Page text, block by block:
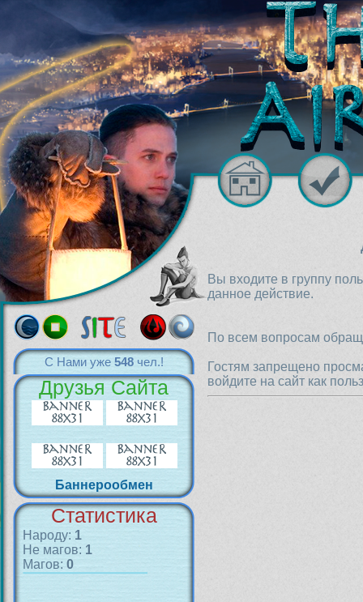
С Нами уже 548чел.!
Друзья Сайта
Баннерообмен
Статистика
Народу: 1
Не магов: 1
Магов: 0
Вы входите в группу
данное действие.
По всем вопросам
Гостям запрещено
войдите на сайт как